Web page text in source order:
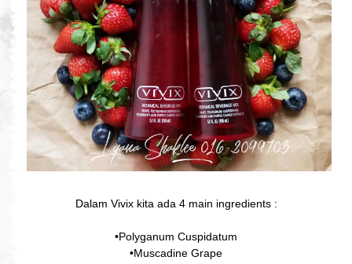
Dalam Vivix kita ada 4 main ingredients :
•Polyganum Cuspidatum
•Muscadine Grape